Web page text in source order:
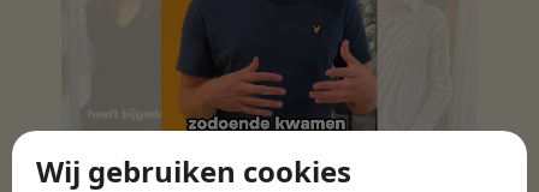
Wij gebruiken cookies